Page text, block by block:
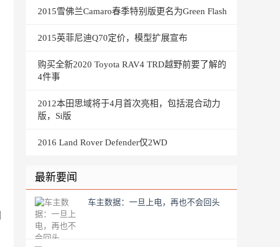
2015雪佛兰Camaro春季特别版更名为Green Flash
2015英菲尼迪Q70定价，模型扩展宣布
购买全新2020 Toyota RAV4 TRD越野前要了解的
4件事
2012本田思域将于4月首次亮相，包括混合动力
版，Si版
2016 Land Rover Defender仅2WD
最新要闻
车主数据：一旦上电，再也不会回头